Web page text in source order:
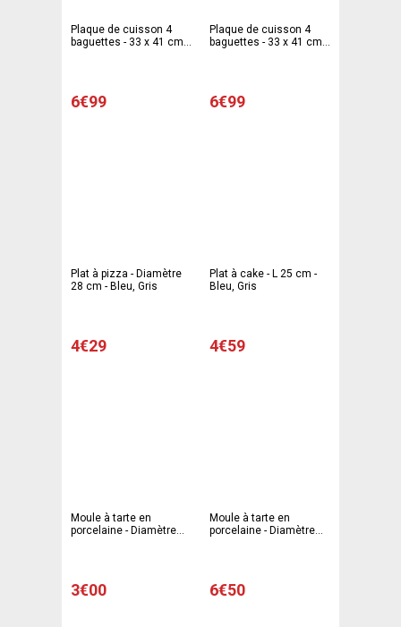
Plaque de cuisson 4
baguettes - 33 x 41 cm -
6€99
Plaque de cuisson 4
baguettes - 33 x 41 cm -
6€99
Plat à pizza - Diamètre
28 cm - Bleu, Gris
4€29
Plat à cake - L 25 cm -
Bleu, Gris
4€59
Moule à tarte en
porcelaine - Diamètre
3€00
Moule à tarte en
porcelaine - Diamètre
6€50